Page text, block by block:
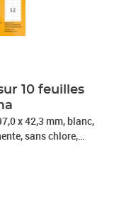
10 feuilles
x 42,3 mm, blanc,
sans chlore,
laser, laser en